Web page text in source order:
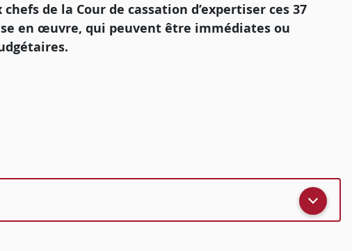
de la Cour de cassation d’expertiser ces 37
en œuvre, qui peuvent être immédiates ou